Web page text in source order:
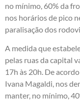
no mínimo, 60% da
nos horários de pico
paralisação dos
A medida que
pelas ruas da capital
17h às 20h. De
Ivana Magaldi, nos
manter, no mínimo,